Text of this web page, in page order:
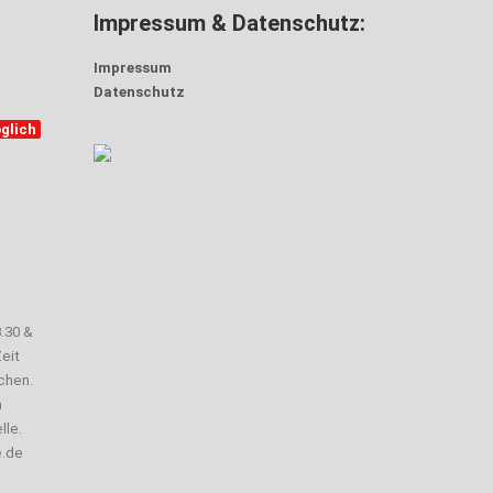
&
Impressum & Datenschutz:
Impressum
Datenschutz